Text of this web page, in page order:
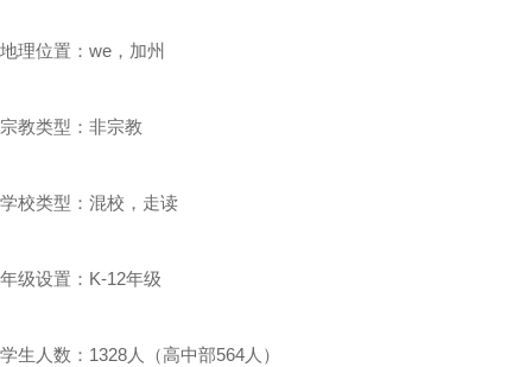
地理位置：we，加州
宗教类型：非宗教
学校类型：混校，走读
年级设置：K-12年级
学生人数：1328人（高中部564人）